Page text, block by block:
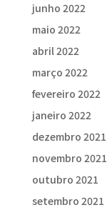
junho 2022
maio 2022
abril 2022
março 2022
fevereiro 2022
janeiro 2022
dezembro 2021
novembro 2021
outubro 2021
setembro 2021